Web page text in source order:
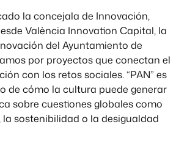
la concejala de Innovación,
València Innovation Capital, la
del Ayuntamiento de
por proyectos que conectan el
con los retos sociales. “PAN” es
de cómo la cultura puede generar
sobre cuestiones globales como
sostenibilidad o la desigualdad